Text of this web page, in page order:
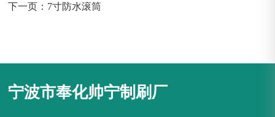
下一页：7寸防水滚筒
宁波市奉化帅宁制刷厂